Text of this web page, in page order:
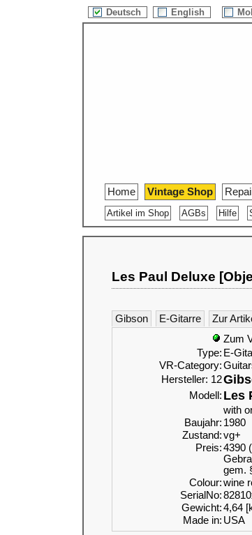
Deutsch English
Home Vintage Shop
Artikel im Shop AGBs Hilfe
Les Paul Deluxe
Gibson E-Gitarre Zur
Zum
Type: E-
VR-Category:
Hersteller: 12
Modell: Les
with
Baujahr: 1980
Zustand:vg+
Preis:4390
gem.
Colour:wine
SerialNo:
Gewicht:4,64
Made in: USA